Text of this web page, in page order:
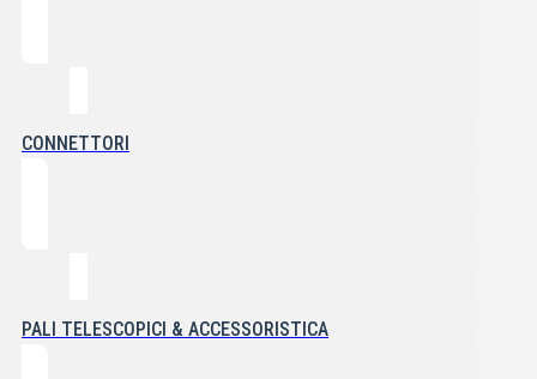
CONNETTORI
PALI TELESCOPICI & ACCESSORISTICA